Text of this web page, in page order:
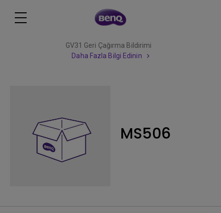
GV31 Geri Çağırma Bildirimi
Daha Fazla Bilgi Edinin
MS506